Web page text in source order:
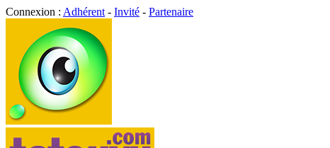
Connexion : Adhérent - Invité - Partenaire